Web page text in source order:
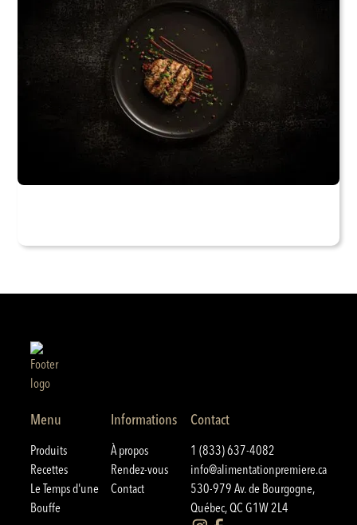
Menu
Produits
Recettes
Le Temps d'une
Bouffe
Informations
À propos
Rendez-vous
Contact
Contact
1 (833) 637-4082
info@alimentationpremiere.ca
530-979 Av. de Bourgogne,
Québec, QC G1W 2L4